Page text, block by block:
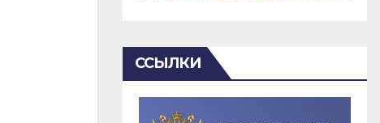
ССЫЛКИ